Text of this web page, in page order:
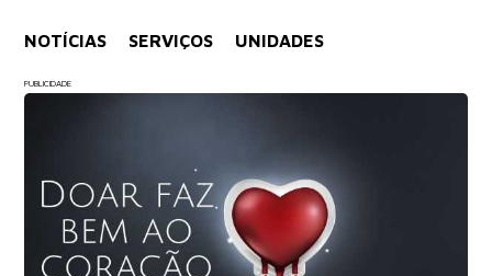
NOTÍCIAS SERVIÇOS UNIDADES
PUBLICIDADE